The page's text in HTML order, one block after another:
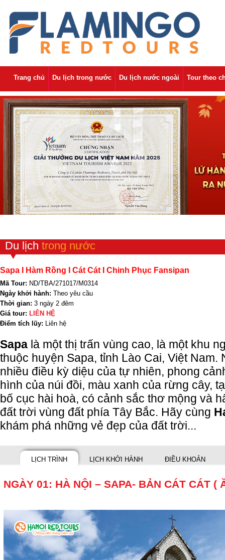
Trang chủ Du lịch trong nước Du lịch nước ngoài Tour theo
Du lịch trong nước
Sapa I Hàm Rồng I Cát Cát I Chinh Phục Fansipan
Mã Tour: ND/TBA/271017/M0314
Ngày khởi hành: Theo yêu cầu
Thời gian: 3 ngày 2 đêm
Giá tour: LIÊN HỆ
Điểm tích lũy: Liên hệ
Sapa là một thị trấn vùng cao, là một khu
thuộc huyện Sapa, tỉnh Lào Cai, Việt Nam.
nhiều điều kỳ diệu của tự nhiên, phong
hình của núi đồi, màu xanh của rừng cây,
bố cục hài hoà, có cảnh sắc thơ mộng và
đất trời vùng đất phía Tây Bắc. Hãy cùng
khám phá những vẻ đẹp của đất trời...
LỊCH TRÌNH LỊCH KHỞI HÀNH ĐIỀU KHOẢN
NGÀY 01: HÀ NỘI – SAPA- BẢN CÁT CÁT (